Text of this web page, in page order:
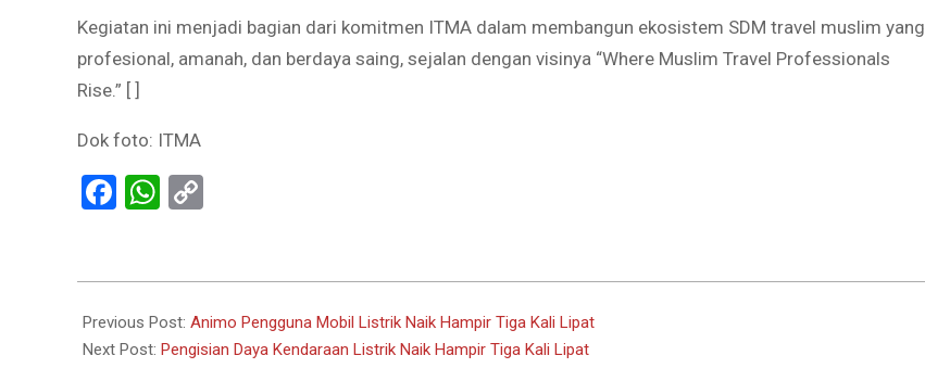
Kegiatan ini menjadi bagian dari komitmen ITMA dalam membangun ekosistem SDM travel muslim yang
profesional, amanah, dan berdaya saing, sejalan dengan visinya “Where Muslim Travel Professionals
Rise.” [ ]
Dok foto: ITMA
Facebook
WhatsApp
12-
30
Previous Post: Animo Pengguna Mobil Listrik Naik Hampir Tiga Kali Lipat
Next Post: Pengisian Daya Kendaraan Listrik Naik Hampir Tiga Kali Lipat